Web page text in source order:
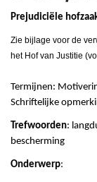
Prejudiciële
Zie bijlage voor de
het Hof van Justitie
Termijnen:
Schriftelijke
Trefwoorden:
bescherming
Onderwerp: